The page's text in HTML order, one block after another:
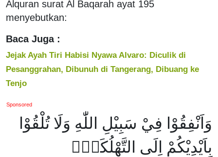
Alquran surat Al Baqarah ayat 195
menyebutkan:
Baca Juga :
Jejak Ayah Tiri Habisi Nyawa Alvaro: Diculik di
Pesanggrahan, Dibunuh di Tangerang, Dibuang ke
Tenjo
Sponsored
وَاَنْفِقُوْا فِيْ سَبِيْلِ اللّٰهِ وَلَا تُلْقُوْا
بِاَيْدِيْكُمْ اِلَى التَّهْلُكَةِۛ